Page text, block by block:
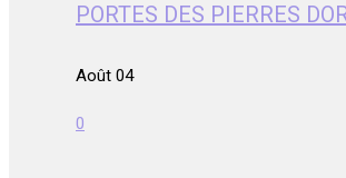
PORTES DES PIERRES
Août 04
0